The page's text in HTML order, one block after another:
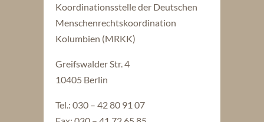
Koordinationsstelle der Deutschen
Menschenrechtskoordination
Kolumbien (MRKK)
Greifswalder Str. 4
10405 Berlin
Tel.: 030 – 42 80 91 07